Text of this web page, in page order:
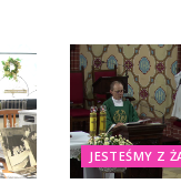
JESTEŚMY Z